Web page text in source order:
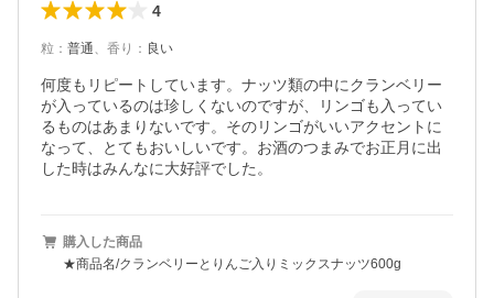
4
粒 ： 普通、 香り ： 良い
何度もリピートしています。ナッツ類の中にクランベリー
が入っているのは珍しくないのですが、リンゴも入ってい
るものはあまりないです。そのリンゴがいいアクセントに
なって、とてもおいしいです。お酒のつまみでお正月に出
した時はみんなに大好評でした。
購入した商品
★商品名/クランベリーとりんご入りミックスナッツ600g